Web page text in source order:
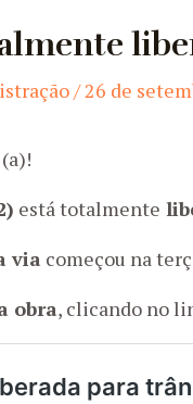
/26 de
está totalmente
via começou na
obra, clicando no